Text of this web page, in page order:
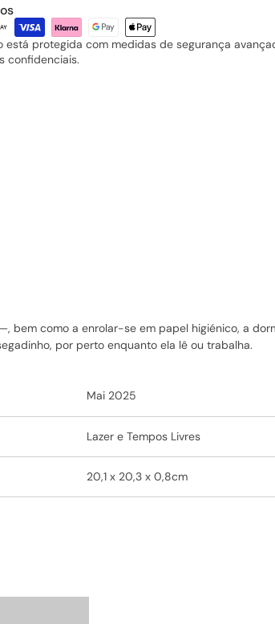
está protegida com medidas de segurança
confidenciais.
como a enrolar-se em papel higiénico, a
por perto enquanto ela lê ou trabalha.
Mai 2025
Lazer e Tempos Livres
20,1 x 20,3 x 0,8cm